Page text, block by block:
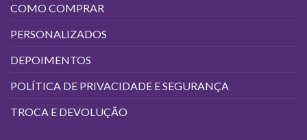
COMO COMPRAR
PERSONALIZADOS
DEPOIMENTOS
POLÍTICA DE PRIVACIDADE E SEGURANÇA
TROCA E DEVOLUÇÃO